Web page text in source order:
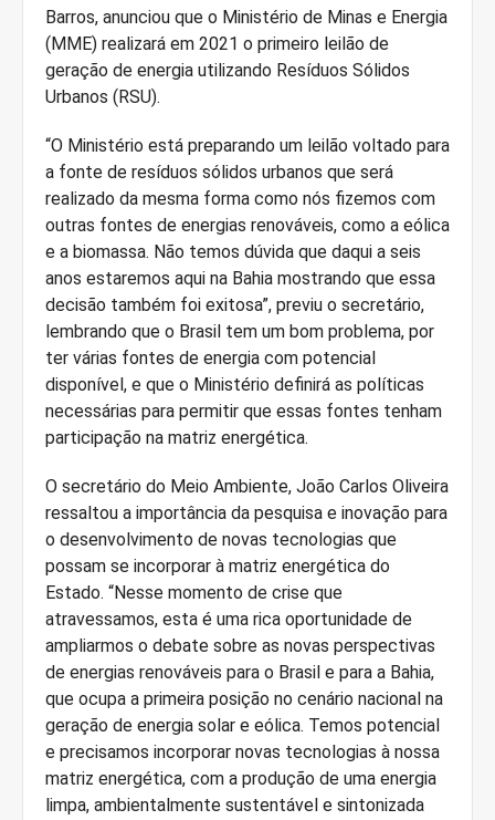
Barros, anunciou que o Ministério de Minas e Energia
(MME) realizará em 2021 o primeiro leilão de
geração de energia utilizando Resíduos Sólidos
Urbanos (RSU).
“O Ministério está preparando um leilão voltado para
a fonte de resíduos sólidos urbanos que será
realizado da mesma forma como nós fizemos com
outras fontes de energias renováveis, como a eólica
e a biomassa. Não temos dúvida que daqui a seis
anos estaremos aqui na Bahia mostrando que essa
decisão também foi exitosa”, previu o secretário,
lembrando que o Brasil tem um bom problema, por
ter várias fontes de energia com potencial
disponível, e que o Ministério definirá as políticas
necessárias para permitir que essas fontes tenham
participação na matriz energética.
O secretário do Meio Ambiente, João Carlos Oliveira
ressaltou a importância da pesquisa e inovação para
o desenvolvimento de novas tecnologias que
possam se incorporar à matriz energética do
Estado. “Nesse momento de crise que
atravessamos, esta é uma rica oportunidade de
ampliarmos o debate sobre as novas perspectivas
de energias renováveis para o Brasil e para a Bahia,
que ocupa a primeira posição no cenário nacional na
geração de energia solar e eólica. Temos potencial
e precisamos incorporar novas tecnologias à nossa
matriz energética, com a produção de uma energia
limpa, ambientalmente sustentável e sintonizada